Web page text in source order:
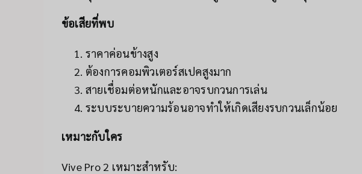
ข้อเสียที่พบ
ราคาค่อนข้างสูง
ต้องการคอมพิวเตอร์สเปคสูงมาก
สายเชื่อมต่อหนักและอาจรบกวนการเล่น
ระบบระบายความร้อนอาจทำให้เกิดเสียงรบกวนเล็กน้อย
เหมาะกับใคร
Vive Pro 2 เหมาะสำหรับ: